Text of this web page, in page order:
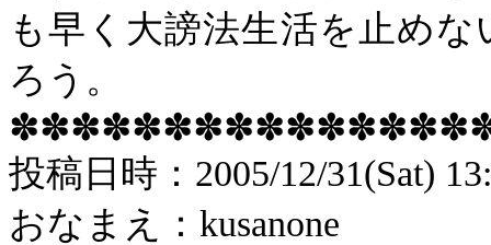
も早く大謗法生活を止め
ろう。
投稿 日時： 2005/12/31(Sat)
おなまえ： kusanone